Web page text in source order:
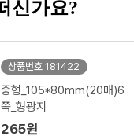
신가요?
상품번호 181422
중형_105*80mm(20매)6
쪽_형광지
265원